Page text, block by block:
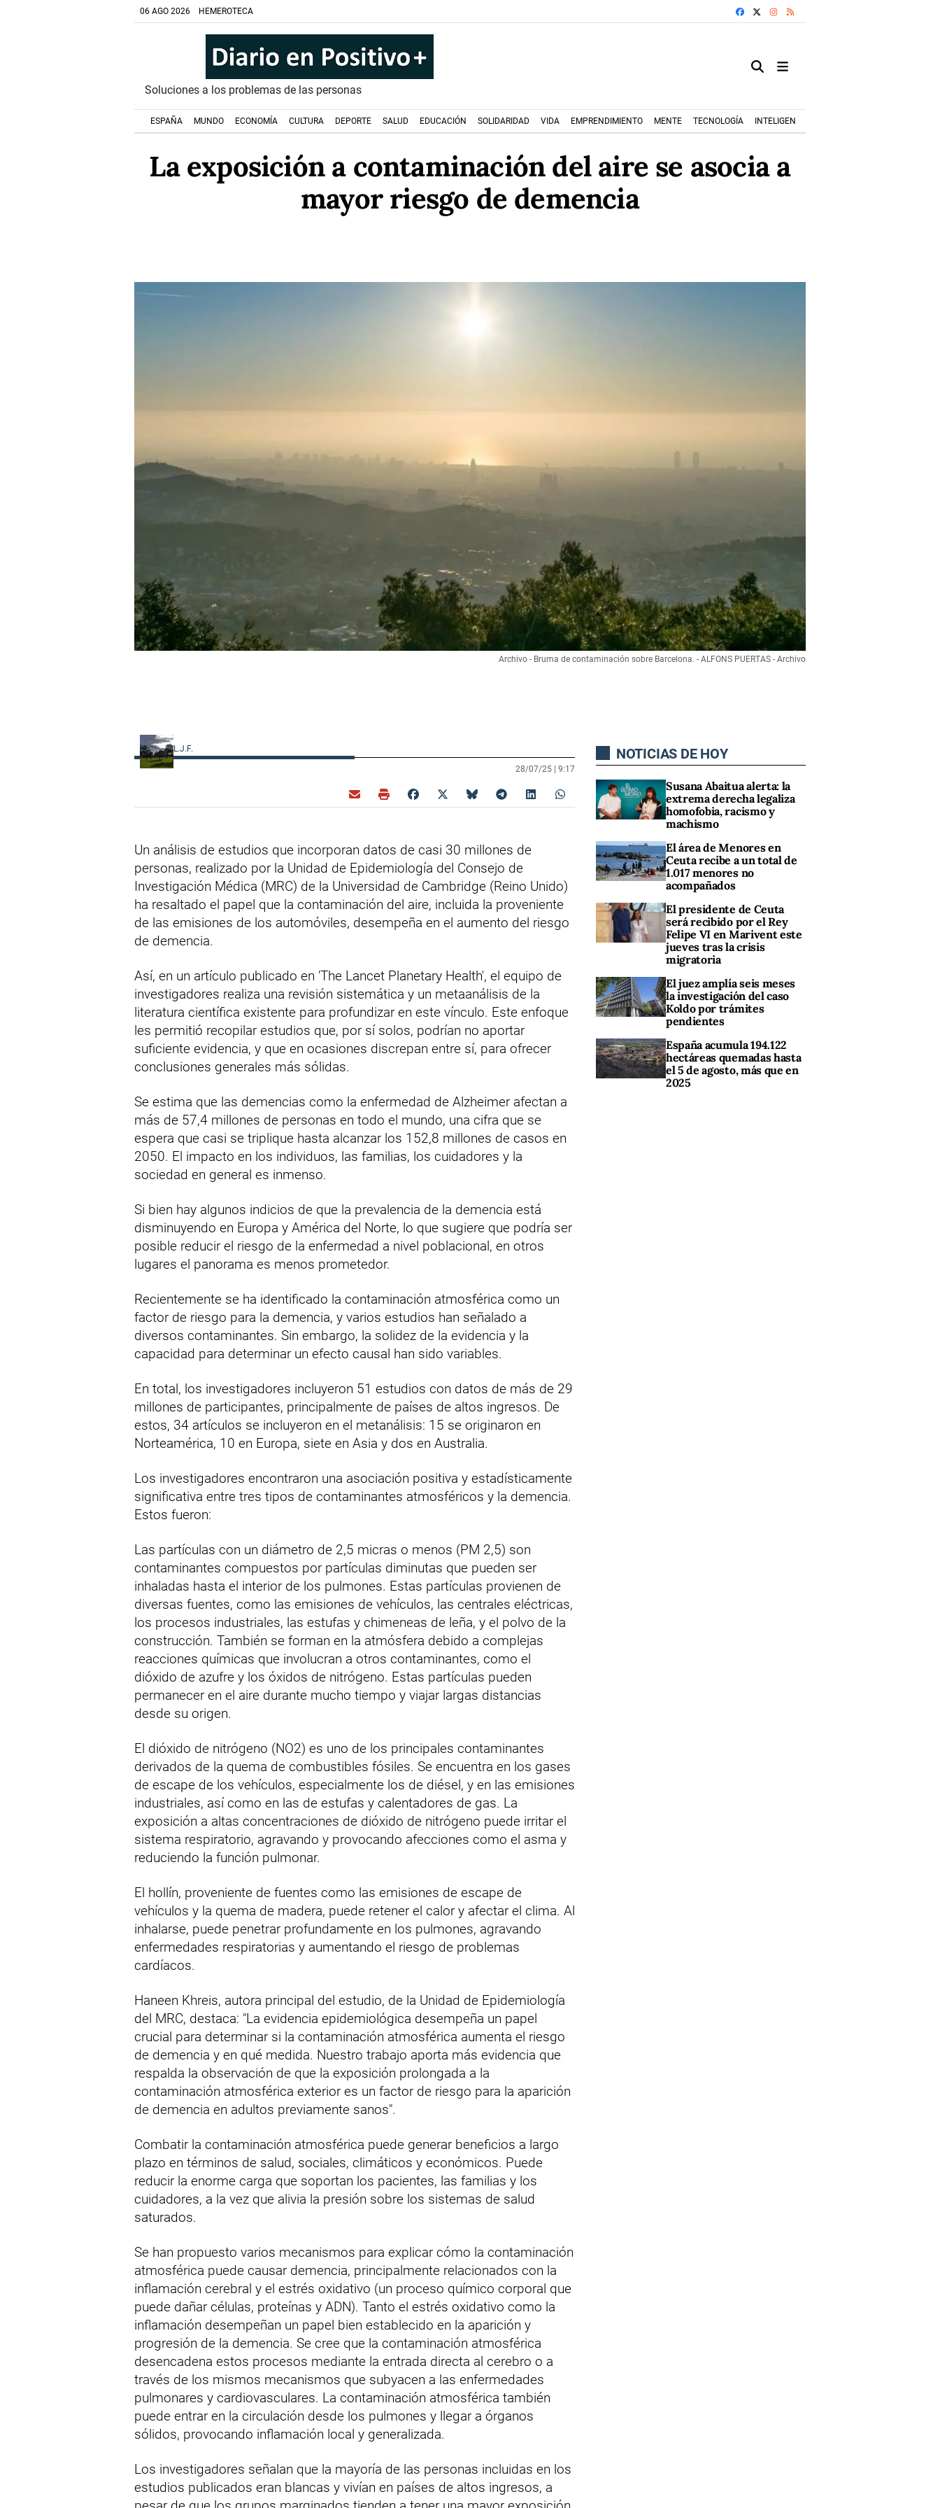
06 AGO 2026 HEMEROTECA FACEBOOKINSTAGRAM
Soluciones a los problemas de las personas
ESPAÑA MUNDO ECONOMÍA CULTURA DEPORTE SALUD EDUCACIÓN SOLIDARIDAD VIDA EMPRENDIMIENTO MENTE TECNOLOGÍA INTELIGENCIA ARTIFICIAL
La exposición a contaminación del aire se asocia a
mayor riesgo de demencia
Archivo - Bruma de contaminación sobre Barcelona. - ALFONS PUERTAS - Archivo
L.J.F.
28/07/25 | 9:17
Un análisis de estudios que incorporan datos de casi 30 millones de
personas, realizado por la Unidad de Epidemiología del Consejo de
Investigación Médica (MRC) de la Universidad de Cambridge (Reino Unido)
ha resaltado el papel que la contaminación del aire, incluida la proveniente
de las emisiones de los automóviles, desempeña en el aumento del riesgo
de demencia.
Así, en un artículo publicado en 'The Lancet Planetary Health', el equipo de
investigadores realiza una revisión sistemática y un metaanálisis de la
literatura científica existente para profundizar en este vínculo. Este enfoque
les permitió recopilar estudios que, por sí solos, podrían no aportar
suficiente evidencia, y que en ocasiones discrepan entre sí, para ofrecer
conclusiones generales más sólidas.
Se estima que las demencias como la enfermedad de Alzheimer afectan a
más de 57,4 millones de personas en todo el mundo, una cifra que se
espera que casi se triplique hasta alcanzar los 152,8 millones de casos en
2050. El impacto en los individuos, las familias, los cuidadores y la
sociedad en general es inmenso.
Si bien hay algunos indicios de que la prevalencia de la demencia está
disminuyendo en Europa y América del Norte, lo que sugiere que podría ser
posible reducir el riesgo de la enfermedad a nivel poblacional, en otros
lugares el panorama es menos prometedor.
Recientemente se ha identificado la contaminación atmosférica como un
factor de riesgo para la demencia, y varios estudios han señalado a
diversos contaminantes. Sin embargo, la solidez de la evidencia y la
capacidad para determinar un efecto causal han sido variables.
En total, los investigadores incluyeron 51 estudios con datos de más de 29
millones de participantes, principalmente de países de altos ingresos. De
estos, 34 artículos se incluyeron en el metanálisis: 15 se originaron en
Norteamérica, 10 en Europa, siete en Asia y dos en Australia.
Los investigadores encontraron una asociación positiva y estadísticamente
significativa entre tres tipos de contaminantes atmosféricos y la demencia.
Estos fueron:
Las partículas con un diámetro de 2,5 micras o menos (PM 2,5) son
contaminantes compuestos por partículas diminutas que pueden ser
inhaladas hasta el interior de los pulmones. Estas partículas provienen de
diversas fuentes, como las emisiones de vehículos, las centrales eléctricas,
los procesos industriales, las estufas y chimeneas de leña, y el polvo de la
construcción. También se forman en la atmósfera debido a complejas
reacciones químicas que involucran a otros contaminantes, como el
dióxido de azufre y los óxidos de nitrógeno. Estas partículas pueden
permanecer en el aire durante mucho tiempo y viajar largas distancias
desde su origen.
El dióxido de nitrógeno (NO2) es uno de los principales contaminantes
derivados de la quema de combustibles fósiles. Se encuentra en los gases
de escape de los vehículos, especialmente los de diésel, y en las emisiones
industriales, así como en las de estufas y calentadores de gas. La
exposición a altas concentraciones de dióxido de nitrógeno puede irritar el
sistema respiratorio, agravando y provocando afecciones como el asma y
reduciendo la función pulmonar.
El hollín, proveniente de fuentes como las emisiones de escape de
vehículos y la quema de madera, puede retener el calor y afectar el clima. Al
inhalarse, puede penetrar profundamente en los pulmones, agravando
enfermedades respiratorias y aumentando el riesgo de problemas
cardíacos.
Haneen Khreis, autora principal del estudio, de la Unidad de Epidemiología
del MRC, destaca: "La evidencia epidemiológica desempeña un papel
crucial para determinar si la contaminación atmosférica aumenta el riesgo
de demencia y en qué medida. Nuestro trabajo aporta más evidencia que
respalda la observación de que la exposición prolongada a la
contaminación atmosférica exterior es un factor de riesgo para la aparición
de demencia en adultos previamente sanos".
Combatir la contaminación atmosférica puede generar beneficios a largo
plazo en términos de salud, sociales, climáticos y económicos. Puede
reducir la enorme carga que soportan los pacientes, las familias y los
cuidadores, a la vez que alivia la presión sobre los sistemas de salud
saturados.
Se han propuesto varios mecanismos para explicar cómo la contaminación
atmosférica puede causar demencia, principalmente relacionados con la
inflamación cerebral y el estrés oxidativo (un proceso químico corporal que
puede dañar células, proteínas y ADN). Tanto el estrés oxidativo como la
inflamación desempeñan un papel bien establecido en la aparición y
progresión de la demencia. Se cree que la contaminación atmosférica
desencadena estos procesos mediante la entrada directa al cerebro o a
través de los mismos mecanismos que subyacen a las enfermedades
pulmonares y cardiovasculares. La contaminación atmosférica también
puede entrar en la circulación desde los pulmones y llegar a órganos
sólidos, provocando inflamación local y generalizada.
Los investigadores señalan que la mayoría de las personas incluidas en los
estudios publicados eran blancas y vivían en países de altos ingresos, a
NOTICIAS DE HOY
Susana Abaitua alerta: la
extrema derecha legaliza
homofobia, racismo y
machismo
El área de Menores en
Ceuta recibe a un total de
1.017 menores no
acompañados
El presidente de Ceuta
será recibido por el Rey
Felipe VI en Marivent este
jueves tras la crisis
migratoria
El juez amplía seis meses
la investigación del caso
Koldo por trámites
pendientes
España acumula 194.122
hectáreas quemadas hasta
el 5 de agosto, más que en
2025